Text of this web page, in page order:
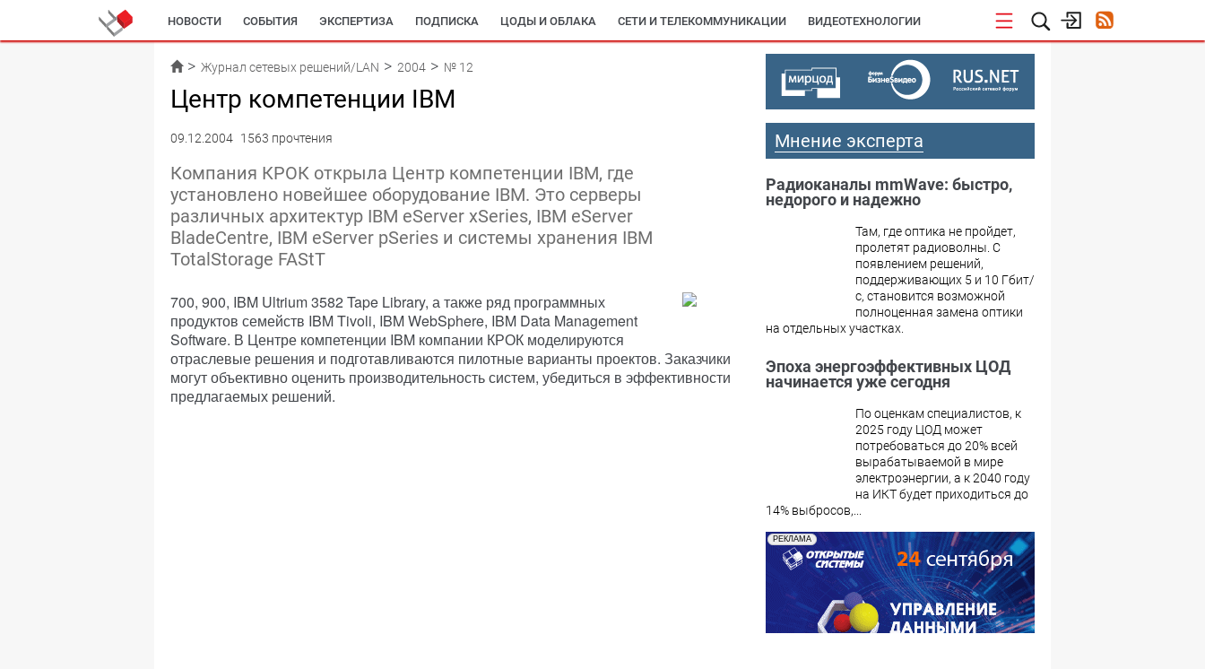
НОВОСТИ СОБЫТИЯ ЭКСПЕРТИЗА ПОДПИСКА ЦОДЫ И ОБЛАКА СЕТИ И ТЕЛЕКОММУНИКАЦИИ ВИДЕОТЕХНОЛОГИИ
ИССЛЕДОВАНИЯ ЖУРНАЛ АРХИВ
Журнал сетевых решений/LAN 2004 № 12
Центр компетенции IBM
09.12.2004 1563 прочтения
Компания КРОК открыла Центр компетенции IBM, где
установлено новейшее оборудование IBM. Это серверы
различных архитектур IBM eServer xSeries, IBM eServer
BladeCentre, IBM eServer pSeries и системы хранения IBM
TotalStorage FAStT
700, 900, IBM Ultrium 3582 Tape Library, а также ряд программных
продуктов семейств IBM Tivoli, IBM WebSphere, IBM Data Management
Software. В Центре компетенции IBM компании КРОК моделируются
отраслевые решения и подготавливаются пилотные варианты проектов. Заказчики
могут объективно оценить производительность систем, убедиться в эффективности
предлагаемых решений.
Мнение эксперта
Радиоканалы mmWave: быстро,
недорого и надежно
Там, где оптика не пройдет,
пролетят радиоволны. С
появлением решений,
поддерживающих 5 и 10 Гбит/
с, становится возможной
полноценная замена оптики
на отдельных участках.
Эпоха энергоэффективных ЦОД
начинается уже сегодня
По оценкам специалистов, к
2025 году ЦОД может
потребоваться до 20% всей
вырабатываемой в мире
электроэнергии, а к 2040 году
на ИКТ будет приходиться до
14% выбросов,...
РЕКЛАМА